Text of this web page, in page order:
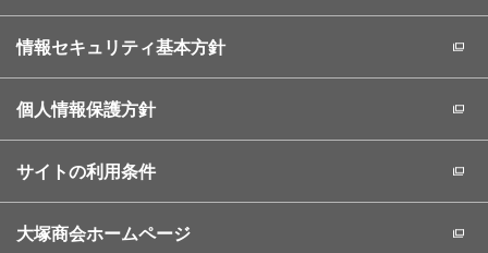
情報セキュリティ基本方針
個人情報保護方針
サイトの利用条件
大塚商会ホームページ